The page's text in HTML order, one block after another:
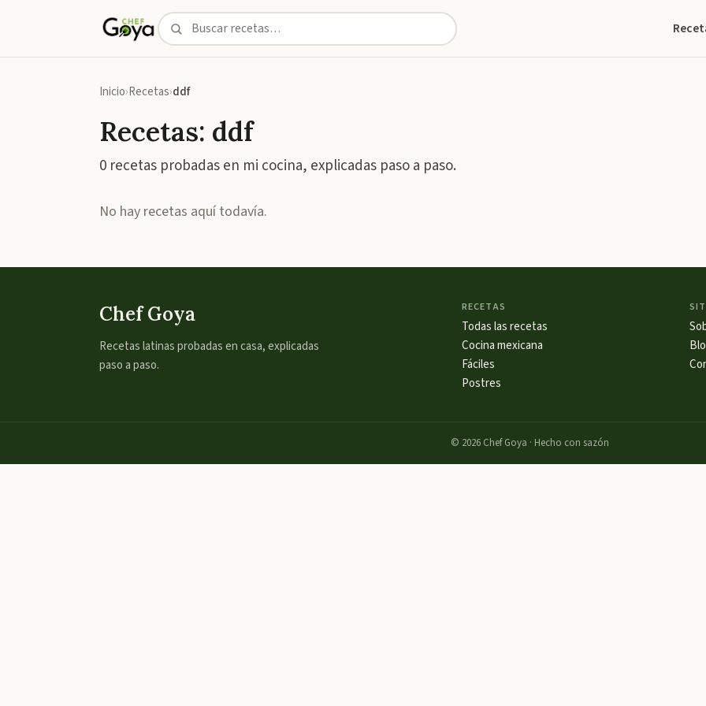
Inicio Recetas ddf
Recetas: ddf
0 recetas probadas en mi cocina, explicadas paso a paso.
No hay recetas aquí todavía.
Chef Goya
Recetas latinas probadas en casa, explicadas
paso a paso.
RECETAS
Todas las recetas
Cocina mexicana
Fáciles
Postres
© 2026Chef Goya · Hecho con sazón